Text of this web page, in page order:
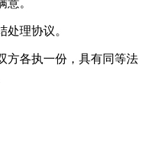
。
处理协议。
方各执一份，具有同等法